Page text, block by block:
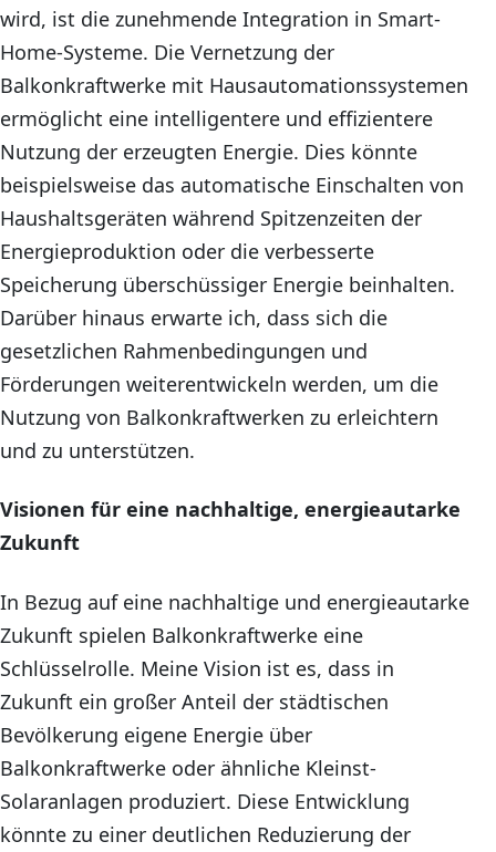
wird, ist die zunehmende Integration in Smart-
Home-Systeme. Die Vernetzung der
Balkonkraftwerke mit Hausautomationssystemen
ermöglicht eine intelligentere und effizientere
Nutzung der erzeugten Energie. Dies könnte
beispielsweise das automatische Einschalten von
Haushaltsgeräten während Spitzenzeiten der
Energieproduktion oder die verbesserte
Speicherung überschüssiger Energie beinhalten.
Darüber hinaus erwarte ich, dass sich die
gesetzlichen Rahmenbedingungen und
Förderungen weiterentwickeln werden, um die
Nutzung von Balkonkraftwerken zu erleichtern
und zu unterstützen.
Visionen für eine nachhaltige, energieautarke
Zukunft
In Bezug auf eine nachhaltige und energieautarke
Zukunft spielen Balkonkraftwerke eine
Schlüsselrolle. Meine Vision ist es, dass in
Zukunft ein großer Anteil der städtischen
Bevölkerung eigene Energie über
Balkonkraftwerke oder ähnliche Kleinst-
Solaranlagen produziert. Diese Entwicklung
könnte zu einer deutlichen Reduzierung der